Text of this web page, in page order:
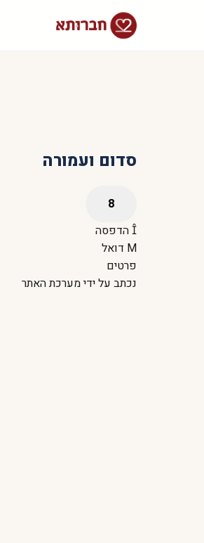
סדום ועמורה
הדפסה
דואל
פרטים
נכתב על ידימערכת האתר